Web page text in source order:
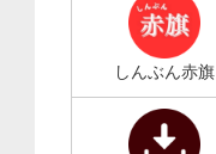
しんぶん赤旗